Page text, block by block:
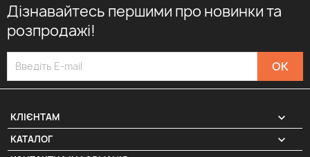
Дізнавайтесь першими про новинки та
розпродажі!
КЛІЄНТАМ 
КАТАЛОГ 